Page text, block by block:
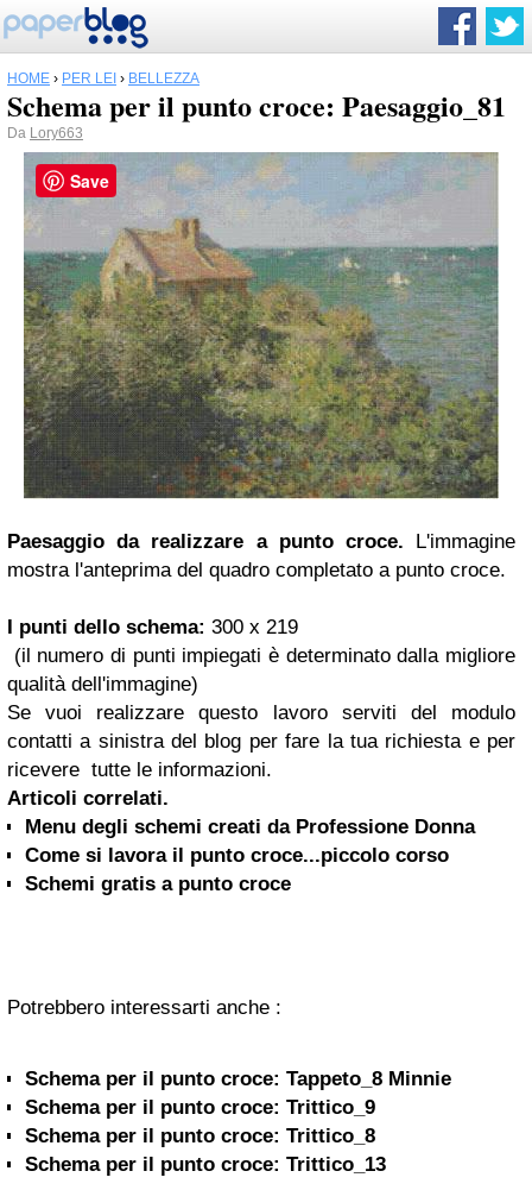
HOME › PER LEI › BELLEZZA
Schema per il punto croce: Paesaggio_81
Da Lory663
Paesaggio da realizzare a punto croce. L'immagine
mostra l'anteprima del quadro completato a punto croce.
I punti dello schema: 300 x 219
(il numero di punti impiegati è determinato dalla migliore
qualità dell'immagine)
Se vuoi realizzare questo lavoro serviti del modulo
contatti a sinistra del blog per fare la tua richiesta e per
ricevere tutte le informazioni.
Articoli correlati.
Menu degli schemi creati da Professione Donna
Come si lavora il punto croce...piccolo corso
Schemi gratis a punto croce
Potrebbero interessarti anche :
Schema per il punto croce: Tappeto_8 Minnie
Schema per il punto croce: Trittico_9
Schema per il punto croce: Trittico_8
Schema per il punto croce: Trittico_13
Save